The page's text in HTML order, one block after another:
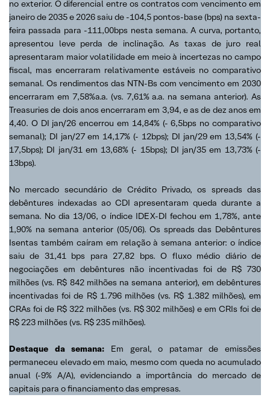
no exterior. O diferencial entre os contratos com vencimento em
janeiro de 2035 e 2026 saiu de -104,5 pontos-base (bps) na sexta-
feira passada para -111,00bps nesta semana. A curva, portanto,
apresentou leve perda de inclinação. As taxas de juro real
apresentaram maior volatilidade em meio à incertezas no campo
fiscal, mas encerraram relativamente estáveis no comparativo
semanal. Os rendimentos das NTN-Bs com vencimento em 2030
encerraram em 7,58%a.a. (vs. 7,61% a.a. na semana anterior). As
Treasuries de dois anos encerraram em 3,94, e as de dez anos em
4,40. O DI jan/26 encerrou em 14,84% (- 6,5bps no comparativo
semanal); DI jan/27 em 14,17% (- 12bps); DI jan/29 em 13,54% (-
17,5bps); DI jan/31 em 13,68% (- 15bps); DI jan/35 em 13,73% (-
13bps).
No mercado secundário de Crédito Privado, os spreads das
debêntures indexadas ao CDI apresentaram queda durante a
semana. No dia 13/06, o índice IDEX-DI fechou em 1,78%, ante
1,90% na semana anterior (05/06). Os spreads das Debêntures
Isentas também caíram em relação à semana anterior: o índice
saiu de 31,41 bps para 27,82 bps. O fluxo médio diário de
negociações em debêntures não incentivadas foi de R$ 730
milhões (vs. R$ 842 milhões na semana anterior), em debêntures
incentivadas foi de R$ 1.796 milhões (vs. R$ 1.382 milhões), em
CRAs foi de R$ 322 milhões (vs. R$ 302 milhões) e em CRIs foi de
R$ 223 milhões (vs. R$ 235 milhões).
Destaque da semana: Em geral, o patamar de emissões
permaneceu elevado em maio, mesmo com queda no acumulado
anual (-9% A/A), evidenciando a importância do mercado de
capitais para o financiamento das empresas.